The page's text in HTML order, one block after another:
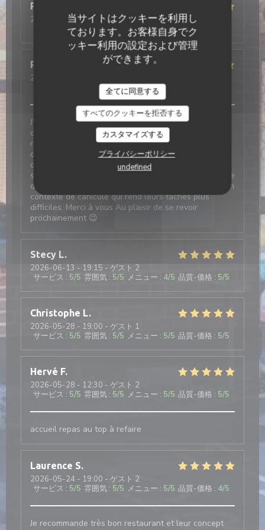
当サイトはクッキーを利用し
ております。お客様自身でク
ッキー利用の設定および管理
ができます。
全てに同意する
すべてのクッキーを拒否する
カスタマイズする
プライバシーポリシー
undefined
Pierre
2026-06-26- 19:15 - ゲスト 3
5/5 雰囲気:5 メニュー:5 /5 品質-価格
Romain
2026-06-21
雰囲気:5/5 メニュー:5
J'ai confié l'organisation de mes 40 ans au personnel
de la gare des années folles. Je connaissais peu le
restaurant mais j'en avais eu de bons echos et j'ai
décidé de leur faire confiance. C'était une sage
décision. Je suis ravi de la prestation proposée et ne
saurait que la recommander. Félicitations à l'ensemble
du personnel qui a assuré un service efficace dans un
contexte de canicule qui rend leurs tâches plus
difficiles. Merci à vous Au plaisir de se revoir
prochainement 😉
Stecy L
2026-06-13 - 19:15 - ゲスト 2
サービス : 5/5 雰囲気 : 5/5 メニュー : 4/5 品質-価格 : 5/5
Christophe L
2026-05-28 - 19:00 - ゲスト 1
サービス : 5/5 雰囲気 : 5/5 メニュー : 5/5 品質-価格 : 5/5
Hervé F
2026-05-28 - 12:30 - ゲスト 2
サービス : 5/5 雰囲気 : 5/5 メニュー : 5/5 品質-価格 : 5/5
accueil repas au top à refaire
Laurence S
2026-05-24 - 19:00 - ゲスト 2
サービス : 5/5 雰囲気 : 5/5 メニュー : 5/5 品質-価格 : 4/5
Je recommande très bon restaurant et leur concept